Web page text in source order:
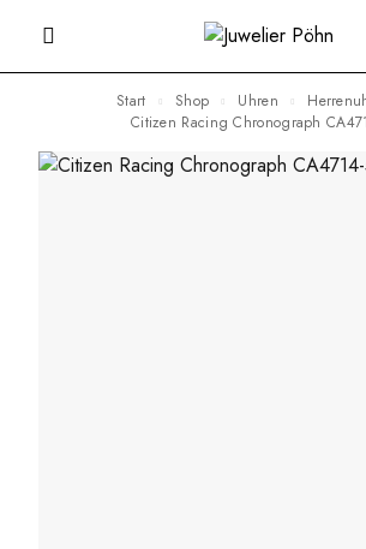
Start Shop Uhren
Citizen Racing Chronograph